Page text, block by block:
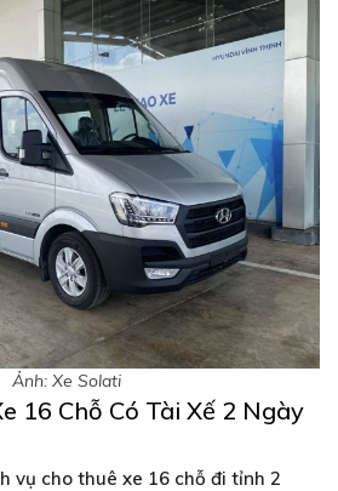
Ảnh: Xe Solati
16 Chỗ Có Tài Xế 2 Ngày
vụ cho thuê xe 16 chỗ đi tỉnh 2